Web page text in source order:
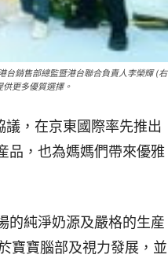
台銷售部總監暨港台聯合負責人李榮輝 (右
更多優質選擇。
議，在京東國際率先推出
品，也為媽媽們帶來優雅
的純淨奶源及嚴格的生産
寶寶腦部及視力發展，並